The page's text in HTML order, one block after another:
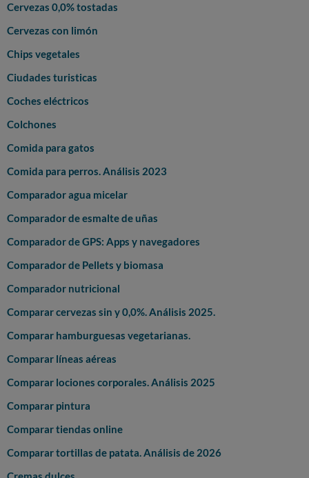
Cervezas 0,0% tostadas
Cervezas con limón
Chips vegetales
Ciudades turisticas
Coches eléctricos
Colchones
Comida para gatos
Comida para perros. Análisis 2023
Comparador agua micelar
Comparador de esmalte de uñas
Comparador de GPS: Apps y navegadores
Comparador de Pellets y biomasa
Comparador nutricional
Comparar cervezas sin y 0,0%. Análisis 2025.
Comparar hamburguesas vegetarianas.
Comparar líneas aéreas
Comparar lociones corporales. Análisis 2025
Comparar pintura
Comparar tiendas online
Comparar tortillas de patata. Análisis de 2026